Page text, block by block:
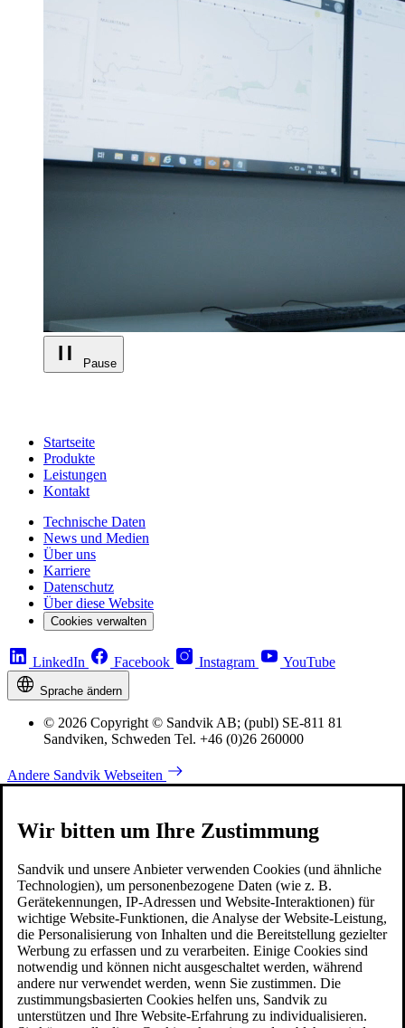
Pause
Startseite
Produkte
Leistungen
Kontakt
Technische Daten
News und Medien
Über uns
Karriere
Datenschutz
Über diese Website
Cookies verwalten
LinkedIn Facebook Instagram YouTube
Sprache ändern
© 2026 Copyright © Sandvik AB; (publ) SE-811 81
Sandviken, Schweden Tel. +46 (0)26 260000
Andere Sandvik Webseiten
Wir bitten um Ihre Zustimmung
Sandvik und unsere Anbieter verwenden Cookies (und ähnliche
Technologien), um personenbezogene Daten (wie z. B.
Gerätekennungen, IP-Adressen und Website-Interaktionen) für
wichtige Website-Funktionen, die Analyse der Website-Leistung,
die Personalisierung von Inhalten und die Bereitstellung gezielter
Werbung zu erfassen und zu verarbeiten. Einige Cookies sind
notwendig und können nicht ausgeschaltet werden, während
andere nur verwendet werden, wenn Sie zustimmen. Die
zustimmungsbasierten Cookies helfen uns, Sandvik zu
unterstützen und Ihre Website-Erfahrung zu individualisieren.